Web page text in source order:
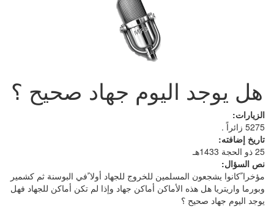
هل يوجد اليوم جهاد صحيح ؟
الزيارات:
5275 زائراً .
تاريخ إضافته:
25 ذو الحجة 1433هـ
نص السؤال:
مؤخرا ًكانوا يشجعون المسلمين للخروج للجهاد أولا ًفي البوسنة ثم كشمير
وبورما واريتريا هل هذه الأماكن أماكن جهاد وإذا لم تكن أماكن للجهاد فهل
يوجد اليوم جهاد صحيح ؟